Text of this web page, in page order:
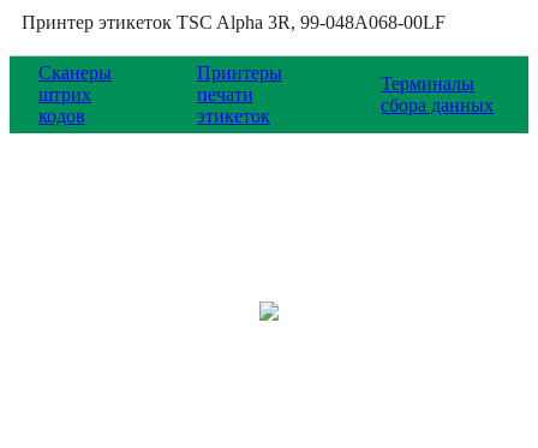
Принтер этикеток TSC Alpha 3R, 99-048A068-00LF
Сканеры
штрих
кодов
Принтеры
печати
этикеток
Терминалы
сбора данных